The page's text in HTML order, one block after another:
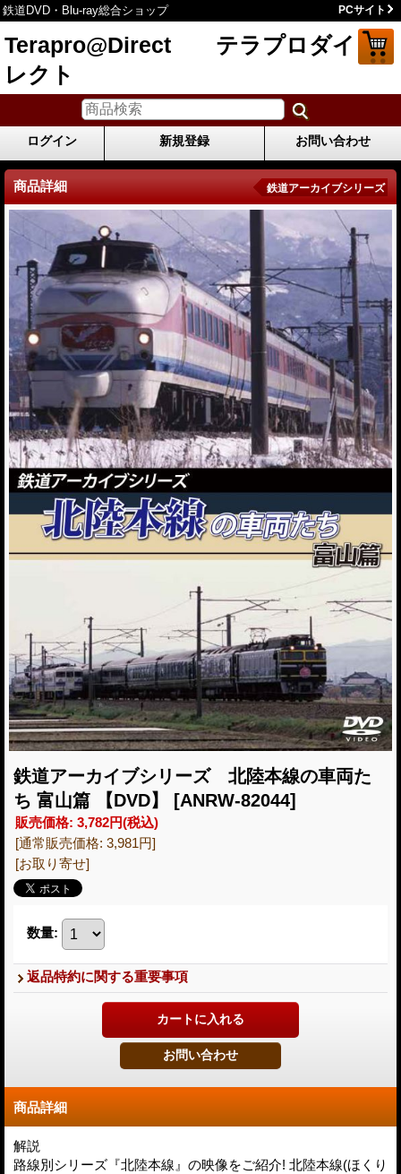
鉄道DVD・Blu-ray総合ショップ PCサイト
Terapro@Direct テラプロダイ
レクト
ログイン 新規登録 お問い合わせ
商品詳細 鉄道アーカイブシリーズ
鉄道アーカイブシリーズ 北陸本線の車両た
ち 富山篇 【DVD】
[ANRW-82044]
販売価格: 3,782円(税込)
[通常販売価格: 3,981円]
[お取り寄せ]
数量:
返品特約に関する重要事項
商品詳細
解説
路線別シリーズ『北陸本線』の映像をご紹介! 北陸本線(ほくり